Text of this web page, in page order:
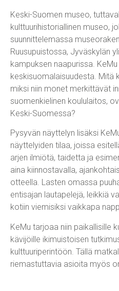
Keski-Suomen museo,
kulttuurihistoriallinen museo,
suunnittelemassa
Ruusupuistossa, Jyväskylän
kampuksen naapurissa.
keskisuomalaisuudesta. Mitä
miksi niin monet merkittävät
suomenkielinen koululaitos,
Keski-Suomessa?
Pysyvän näyttelyn lisäksi
näyttelyiden tilaa, joissa
arjen ilmiötä, taidetta ja
aina kiinnostavalla,
otteella. Lasten omassa
entisajan lautapelejä, leikkiä
kotiin viemisiksi vaikkapa
KeMu tarjoaa niin paikallisille
kävijöille ikimuistoisen
kulttuuriperintöön. Tällä
riemastuttavia asioita myös